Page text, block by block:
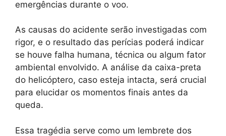
emergências durante o voo.
As causas do acidente serão investigadas com
rigor, e o resultado das perícias poderá indicar
se houve falha humana, técnica ou algum fator
ambiental envolvido. A análise da caixa-preta
do helicóptero, caso esteja intacta, será crucial
para elucidar os momentos finais antes da
queda.
Essa tragédia serve como um lembrete dos